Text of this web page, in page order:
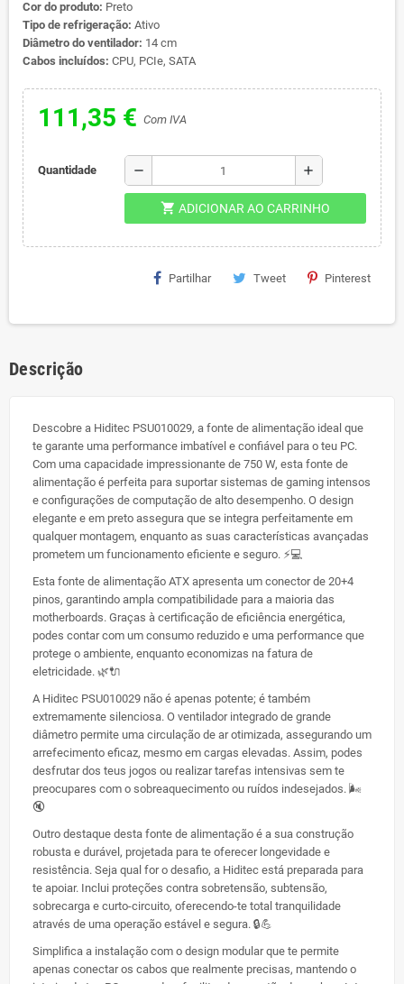
Cor do produto: Preto
Tipo de refrigeração: Ativo
Diâmetro do ventilador: 14 cm
Cabos incluídos: CPU, PCIe, SATA
111,35 € Com IVA
Quantidade remove add
shopping_cart ADICIONAR AO CARRINHO
Partilhar Tweet Pinterest
Descrição
Descobre a Hiditec PSU010029, a fonte de alimentação ideal que
te garante uma performance imbatível e confiável para o teu PC.
Com uma capacidade impressionante de 750 W, esta fonte de
alimentação é perfeita para suportar sistemas de gaming intensos
e configurações de computação de alto desempenho. O design
elegante e em preto assegura que se integra perfeitamente em
qualquer montagem, enquanto as suas características avançadas
prometem um funcionamento eficiente e seguro. ⚡💻
Esta fonte de alimentação ATX apresenta um conector de 20+4
pinos, garantindo ampla compatibilidade para a maioria das
motherboards. Graças à certificação de eficiência energética,
podes contar com um consumo reduzido e uma performance que
protege o ambiente, enquanto economizas na fatura de
eletricidade. 🌿🔌
A Hiditec PSU010029 não é apenas potente; é também
extremamente silenciosa. O ventilador integrado de grande
diâmetro permite uma circulação de ar otimizada, assegurando um
arrefecimento eficaz, mesmo em cargas elevadas. Assim, podes
desfrutar dos teus jogos ou realizar tarefas intensivas sem te
preocupares com o sobreaquecimento ou ruídos indesejados. 🌬️
🔇
Outro destaque desta fonte de alimentação é a sua construção
robusta e durável, projetada para te oferecer longevidade e
resistência. Seja qual for o desafio, a Hiditec está preparada para
te apoiar. Inclui proteções contra sobretensão, subtensão,
sobrecarga e curto-circuito, oferecendo-te total tranquilidade
através de uma operação estável e segura. 🔒💪
Simplifica a instalação com o design modular que te permite
apenas conectar os cabos que realmente precisas, mantendo o